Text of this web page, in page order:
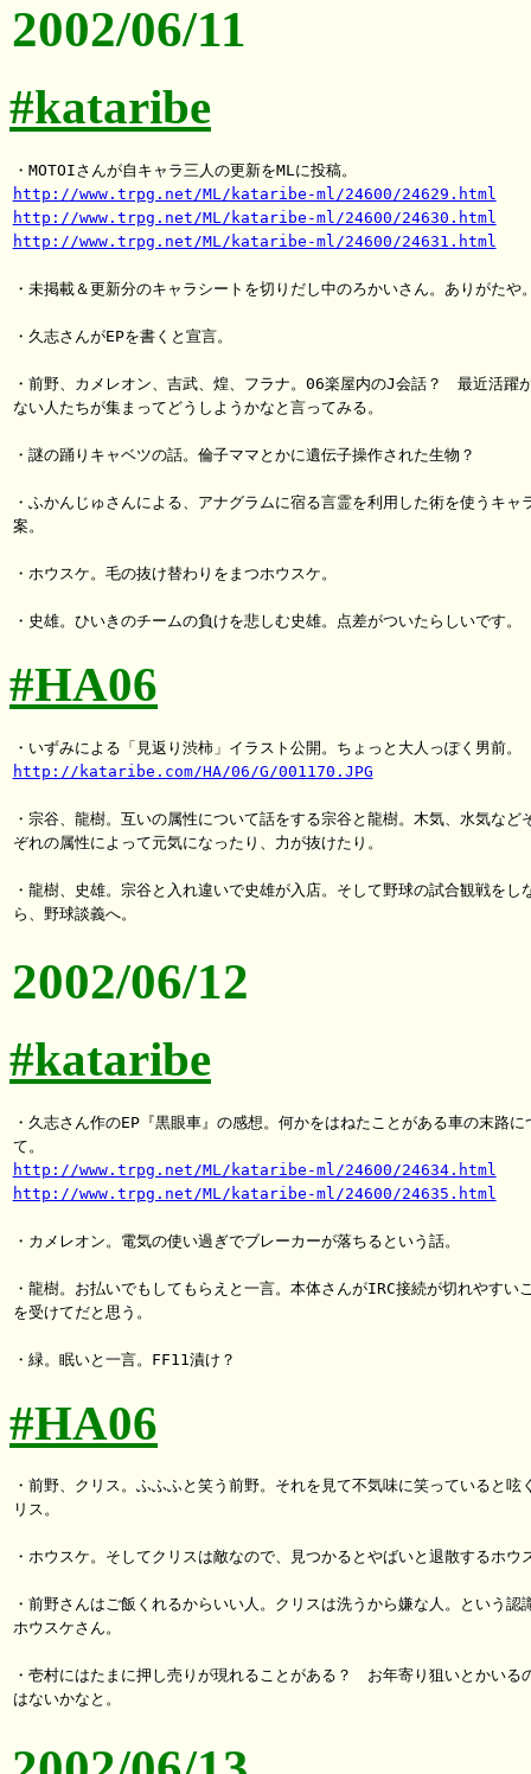
2002/06/11
#kataribe
http://www.trpg.net/ML/kataribe-ml/24600/24629.html
http://www.trpg.net/ML/kataribe-ml/24600/24630.html
http://www.trpg.net/ML/kataribe-ml/24600/24631.html
・未掲載＆更新分のキャラシートを切りだし中のろかいさん。ありがたや
・久志さんがEPを書くと宣言。
・前野、カメレオン、吉武、煌、フラナ。06楽屋内のJ会話？　最近活躍
ない人たちが集まってどうしようかなと言ってみる。
・謎の踊りキャベツの話。倫子ママとかに遺伝子操作された生物？
・ふかんじゅさんによる、アナグラムに宿る言霊を利用した術を使うキャ
案。
・ホウスケ。毛の抜け替わりをまつホウスケ。
#HA06
http://kataribe.com/HA/06/G/001170.JPG
・宗谷、龍樹。互いの属性について話をする宗谷と龍樹。木気、水気など
ぞれの属性によって元気になったり、力が抜けたり。
・龍樹、史雄。宗谷と入れ違いで史雄が入店。そして野球の試合観戦をし
2002/06/12
#kataribe
・久志さん作のEP『黒眼車』の感想。何かをはねたことがある車の末路に
http://www.trpg.net/ML/kataribe-ml/24600/24634.html
http://www.trpg.net/ML/kataribe-ml/24600/24635.html
・カメレオン。電気の使い過ぎでブレーカーが落ちるという話。
・龍樹。お払いでもしてもらえと一言。本体さんがIRC接続が切れやすい
を受けてだと思う。
#HA06
・前野、クリス。ふふふと笑う前野。それを見て不気味に笑っていると呟
リス。
・ホウスケ。そしてクリスは敵なので、見つかるとやばいと退散するホウ
・前野さんはご飯くれるからいい人。クリスは洗うから嫌な人。という認
ホウスケさん。
・壱村にはたまに押し売りが現れることがある？　お年寄り狙いとかいる